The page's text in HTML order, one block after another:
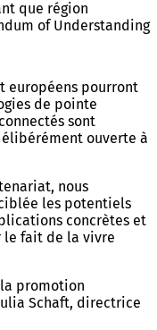
que région
of Understanding
européens pourront
de pointe
sont
ouverte à
nous
les potentiels
concrètes et
le fait de la vivre
promotion
Schaft, directrice